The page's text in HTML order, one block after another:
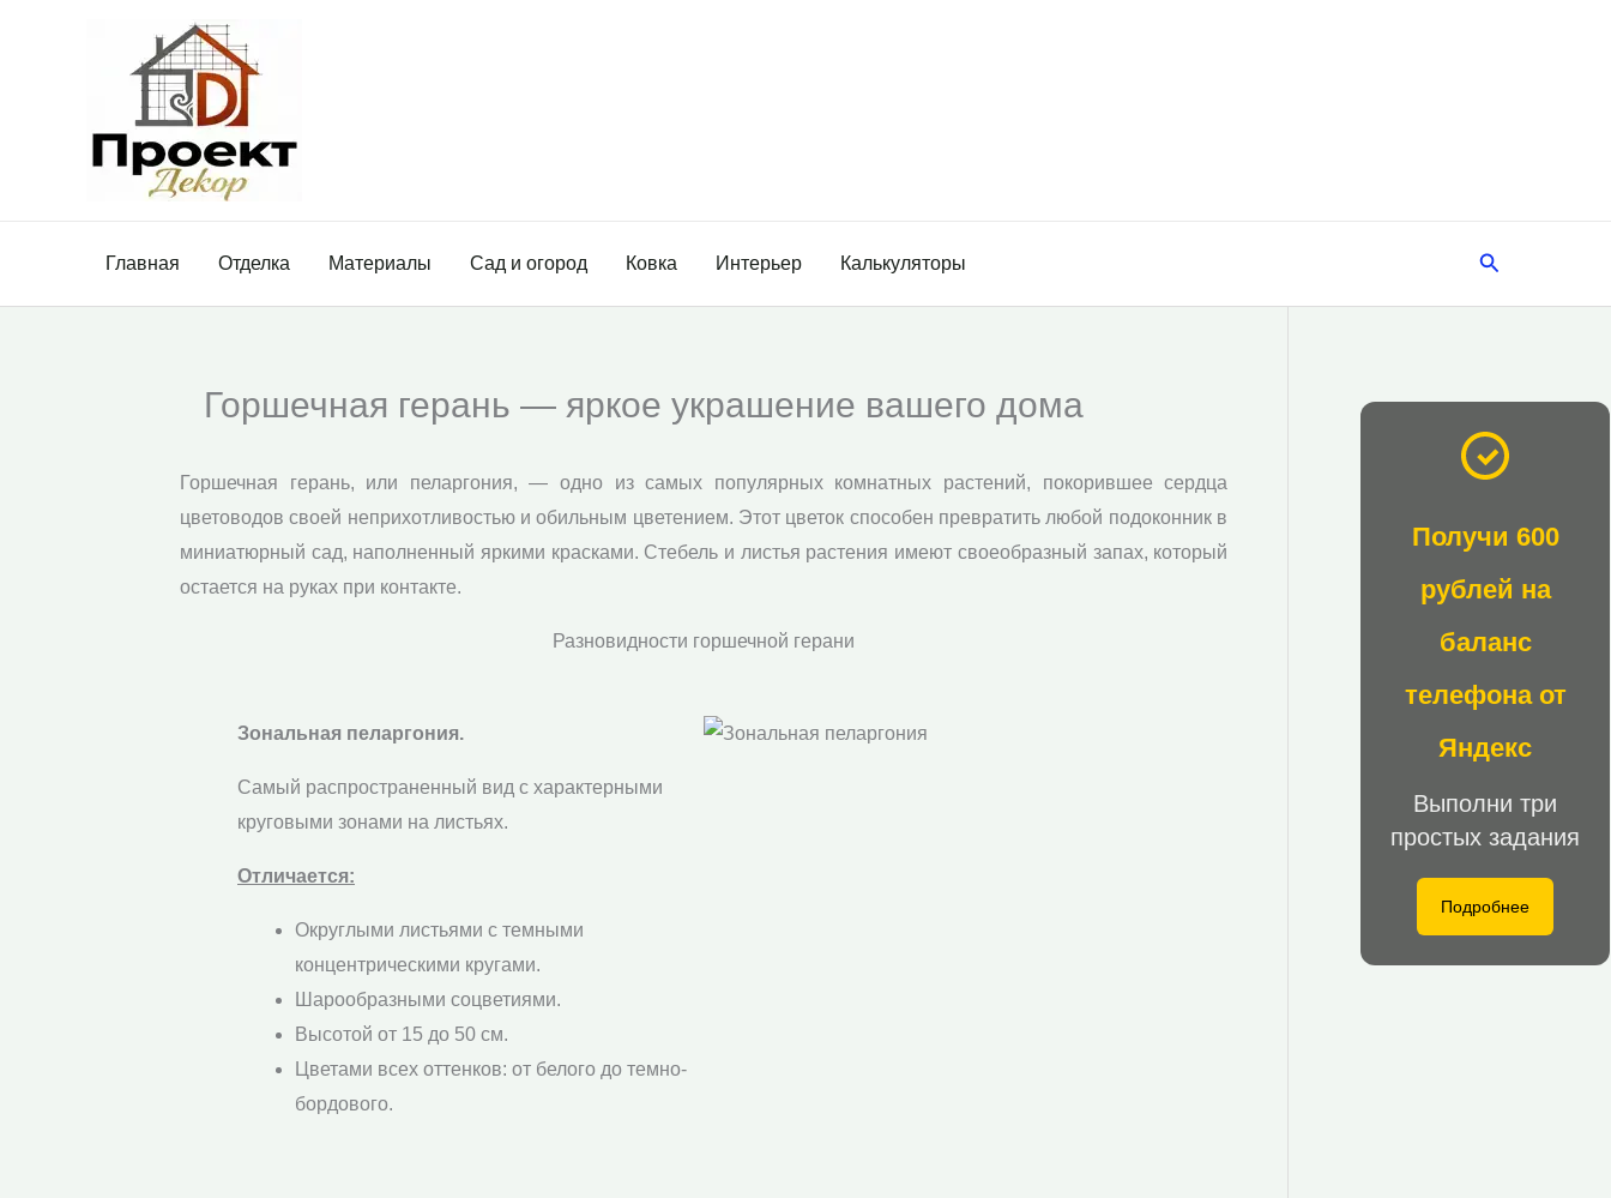
Главная Отделка Материалы Сад и огород Ковка Интерьер Калькуляторы Поиск
Горшечная герань — яркое украшение вашего дома
Горшечная герань, или пеларгония, — одно из самых популярных комнатных растений, покорившее сердца
цветоводов своей неприхотливостью и обильным цветением. Этот цветок способен превратить любой подоконник в
миниатюрный сад, наполненный яркими красками. Стебель и листья растения имеют своеобразный запах, который
остается на руках при контакте.
Разновидности горшечной герани
Зональная пеларгония.
Самый распространенный вид с характерными
круговыми зонами на листьях.
Отличается:
Округлыми листьями с темными
концентрическими кругами.
Шарообразными соцветиями.
Высотой от 15 до 50 см.
Цветами всех оттенков: от белого до темно-
бордового.
Получи 600
рублей на
баланс
телефона от
Яндекс
Выполни три
простых задания
Подробнее